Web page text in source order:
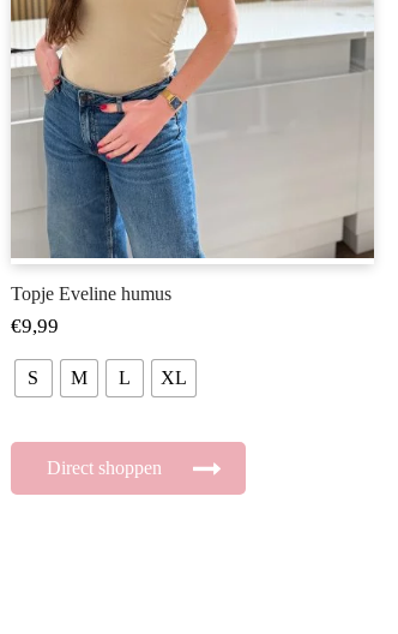
Topje Eveline humus
€9,99
S M L XL
Direct shoppen